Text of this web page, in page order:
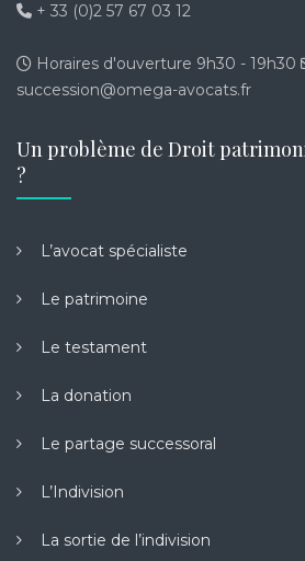
+ 33 (0)2 57 67 03 12
Horaires d'ouverture 9h30 - 19h30
succession@omega-avocats.fr
Un problème de Droit
?
L’avocat spécialiste
Le patrimoine
Le testament
La donation
Le partage successoral
L’Indivision
La sortie de l’indivision